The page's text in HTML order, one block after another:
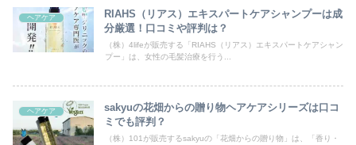
ヘアケア
RIAHS（リアス）エキスパートケアシャンプーは成
分厳選！口コミや評判は？
（株）4lifeが販売する「RIAHS（リアス）エキスパートケアシャン
プー」は、女性の毛髪治療を行う...
ヘアケア
sakyuの花畑からの贈り物ヘアケアシリーズは口コ
ミでも評判？
（株）101が販売するsakyuの「花畑からの贈り物」は、「香り・